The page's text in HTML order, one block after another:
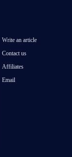
Write an article
Contact us
Affiliates
Email